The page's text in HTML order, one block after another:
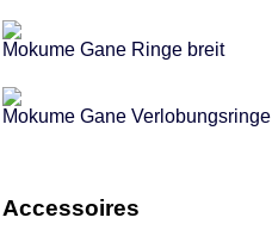
Mokume Gane Ringe breit
Mokume Gane Verlobungsringe
Accessoires